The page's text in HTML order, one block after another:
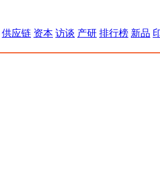
供应链 资本 访谈 产研 排行榜 新品